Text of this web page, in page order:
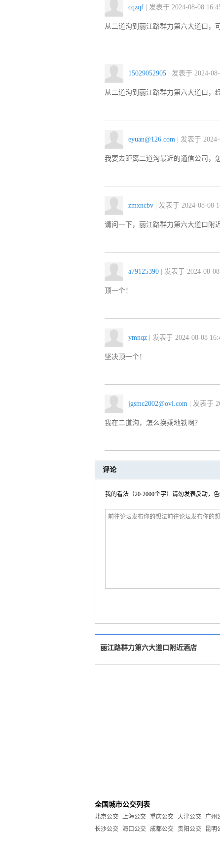
cqzqf | 发表于 2024-08-08
从二道沟到丽江路群力第六大道口，
15029052905 | 发表于 2024-
从二道沟到丽江路群力第六大道口，
eyuan@126.com | 发表于
我要去距离二道沟最近的通信公司，
zmxncbv | 发表于 2024-08-08
请问一下，丽江路群力第六大道口附
a79125390 | 发表于 2024-08-
顶一个！
ymnqz | 发表于 2024-08-08
坚决顶一个！
jgsmc2002@ovi.com | 发表于
我在二道沟，怎么换乘地铁啊？
评论
我的看法（20-2000个字）请勿发表反动，
丽江路群力第六大道口附近酒店
全国城市公交列表
北京公交 上海公交 重庆公交 天津公交 广州
长沙公交 海口公交 成都公交 贵阳公交 昆明